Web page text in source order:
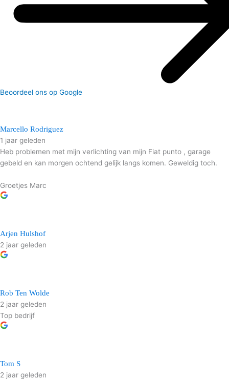
Beoordeel ons op Google
Marcello Rodriguez
1 jaar geleden
Heb problemen met mijn verlichting van mijn Fiat punto , garage
gebeld en kan morgen ochtend gelijk langs komen. Geweldig toch.
Groetjes Marc
Arjen Hulshof
2 jaar geleden
Rob Ten Wolde
2 jaar geleden
Top bedrijf
Tom S
2 jaar geleden